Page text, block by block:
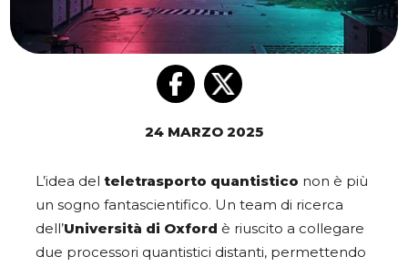
24 MARZO 2025
L’idea del teletrasporto quantistico non è più
un sogno fantascientifico. Un team di ricerca
dell’Università di Oxford è riuscito a collegare
due processori quantistici distanti, permettendo